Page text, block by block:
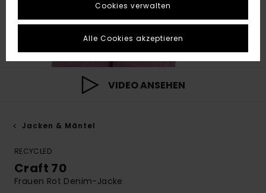
VIDEO ANSEHEN
Jacken & Mäntel
RECYCLED
Craft 70
Frauen Rot Denim-Jacke
Cookies verwalten
Alle Cookies akzeptieren